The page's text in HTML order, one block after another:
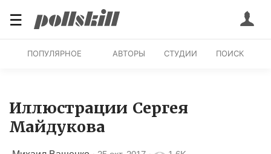
☰
ПОПУЛЯРНОЕ АВТОРЫ СТУДИИ ПОИСК
Иллюстрации Сергея
Майдукова